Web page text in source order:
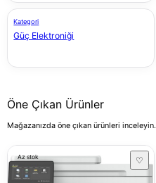
Kategori
Güç Elektroniği
Öne Çıkan Ürünler
Mağazanızda öne çıkan ürünleri inceleyin.
Az stok ♡